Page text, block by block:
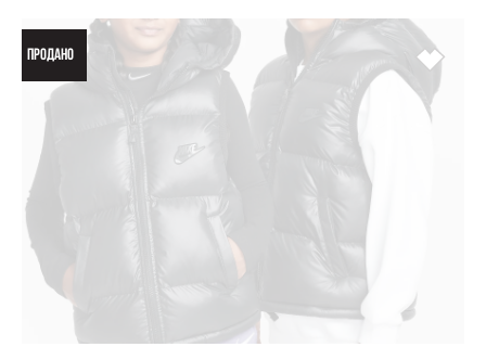
ПРОДАНО